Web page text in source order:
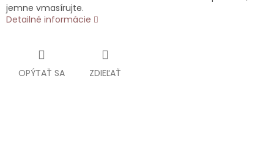
jemne vmasírujte.
Detailné informácie
OPÝTAŤ SA ZDIEĽAŤ